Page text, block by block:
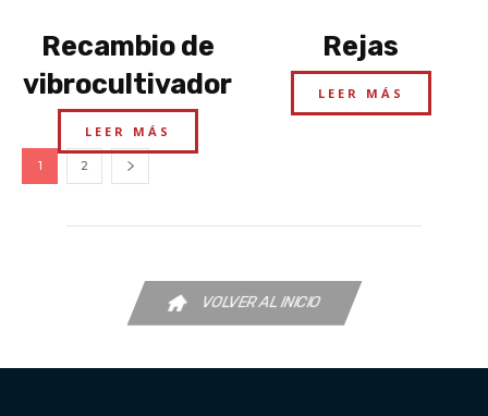
Recambio de
vibrocultivador
LEER MÁS
Rejas
LEER MÁS
1 2
VOLVER AL INICIO